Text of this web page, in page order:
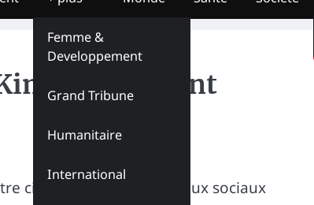
Femme &
Developpement
Grand Tribune
Humanitaire
International
dément
circulant dans les réseaux sociaux